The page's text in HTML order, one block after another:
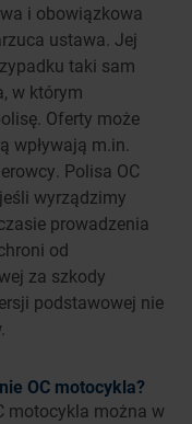
i obowiązkowa
ustawa. Jej
taki sam
w którym
Oferty może
wpływają m.in.
Polisa OC
wyrządzimy
prowadzenia
od
za szkody
podstawowej nie
OC motocykla?
motocykla można w